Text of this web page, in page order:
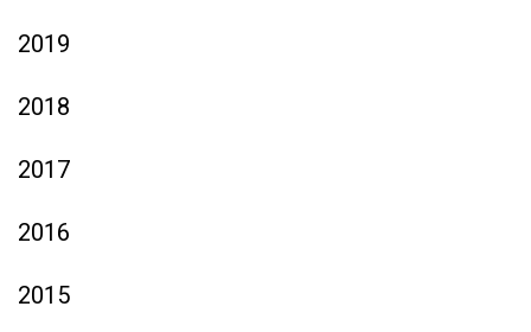
2019
2018
2017
2016
2015